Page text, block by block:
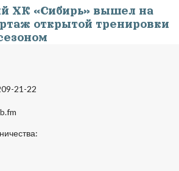
ХК «Сибирь» вышел на
открытой тренировки
21-22